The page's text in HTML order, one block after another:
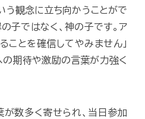
う観念に立ち向かうことがで
子ではなく、神の子です。ア
ことを確信してやみません」
の期待や激励の言葉が力強く
数多く寄せられ、当日参加